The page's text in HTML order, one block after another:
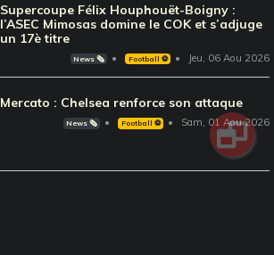
Supercoupe Félix Houphouët-Boigny :
l’ASEC Mimosas domine le COK et s’adjuge
un 17è titre
News 🗞️ Football ⚽️ Jeu, 06 Aou 2026
Mercato : Chelsea renforce son attaque
News 🗞️ Football ⚽️ Sam, 01 Aou 2026